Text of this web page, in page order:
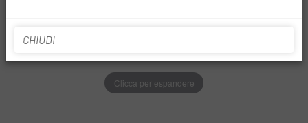
Clicca per espandere
CHIUDI